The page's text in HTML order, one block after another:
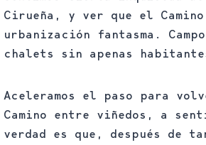
Cirueña, y ver que el
urbanización fantasma.
chalets sin apenas
Aceleramos el paso para
Camino entre viñedos, a
verdad es que, después de